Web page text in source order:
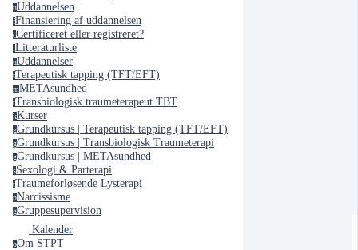
uUddannelsen
fFinansiering af uddannelsen
cCertificeret eller registreret?
lLitteraturliste
uUddannelser
tTerapeutisk tapping (TFT/EFT)
mMETAsundhed
tTransbiologisk traumeterapeut TBT
kKurser
gGrundkursus | Terapeutisk tapping (TFT/EFT)
gGrundkursus | Transbiologisk Traumeterapi
gGrundkursus | METAsundhed
sSexologi & Parterapi
tTraumeforløsende Lysterapi
nNarcissisme
gGruppesupervision
Kalender
oOm STPT